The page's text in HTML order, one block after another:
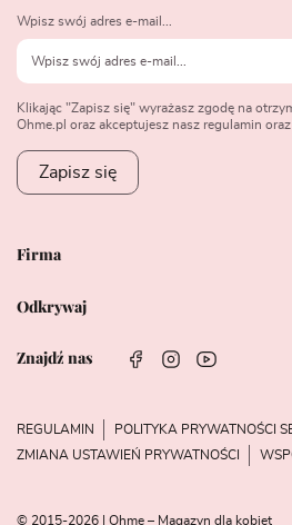
Firma
Odkrywaj
Znajdź nas
Wpisz swój adres e-mail...
Klikając "Zapisz się" wyrażasz zgodę na
Ohme.pl oraz akceptujesz nasz regulamin
Zapisz się
REGULAMIN
POLITYKA PRYWATNOŚCI
ZMIANA USTAWIEŃ PRYWATNOŚCI
© 2015-2026 | Ohme – Magazyn dla kobiet